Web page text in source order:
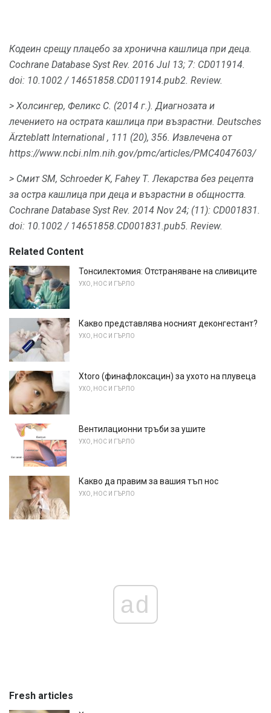
Кодеин срещу плацебо за хронична кашлица при деца.
Cochrane Database Syst Rev. 2016 Jul 13; 7: CD011914.
doi: 10.1002 / 14651858.CD011914.pub2. Review.
> Холсингер, Феликс С. (2014 г.). Диагнозата и
лечението на острата кашлица при възрастни. Deutsches
Ärzteblatt International , 111 (20), 356. Извлечена от
https://www.ncbi.nlm.nih.gov/pmc/articles/PMC4047603/
> Смит SM, Schroeder K, Fahey Т. Лекарства без рецепта
за остра кашлица при деца и възрастни в общността.
Cochrane Database Syst Rev. 2014 Nov 24; (11): CD001831.
doi: 10.1002 / 14651858.CD001831.pub5. Review.
Related Content
Тонсилектомия: Отстраняване на сливиците
УХО, НОС И ГЪРЛО
Какво представлява носният деконгестант?
УХО, НОС И ГЪРЛО
Xtoro (финафлоксацин) за ухото на плувеца
УХО, НОС И ГЪРЛО
Вентилационни тръби за ушите
УХО, НОС И ГЪРЛО
Какво да правим за вашия тъп нос
УХО, НОС И ГЪРЛО
ad
Fresh articles